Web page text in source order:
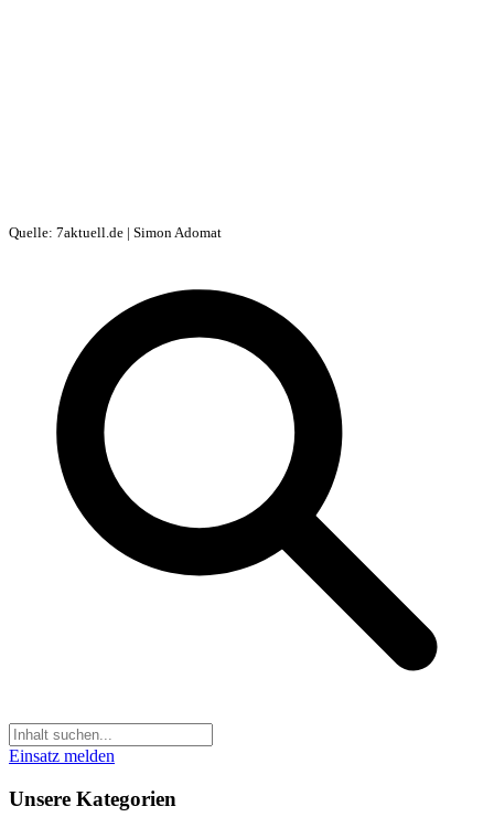
Quelle: 7aktuell.de | Simon Adomat
Einsatz melden
Unsere Kategorien